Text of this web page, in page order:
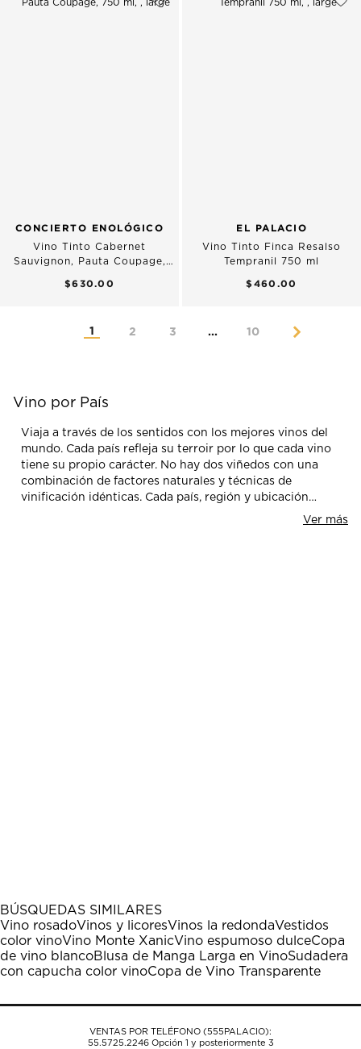
CONCIERTO ENOLÓGICO
Vino Tinto Cabernet
Sauvignon, Pauta Coupage,
$630.00
EL PALACIO
Vino Tinto Finca Resalso
Tempranil 750 ml
$460.00
1 2 3 ... 10
Vino por País
Viaja a través de los sentidos con los mejores vinos del
mundo. Cada país refleja su terroir por lo que cada vino
tiene su propio carácter. No hay dos viñedos con una
combinación de factores naturales y técnicas de
vinificación idénticas. Cada país, región y ubicación
geográfica es inigualable. El terroir le da personalidad,
Ver más
BÚSQUEDAS SIMILARES
Vino rosadoVinos y licoresVinos la redondaVestidos
color vinoVino Monte XanicVino espumoso dulceCopa
de vino blancoBlusa de Manga Larga en VinoSudadera
con capucha color vinoCopa de Vino Transparente
VENTAS POR TELÉFONO (555PALACIO):
55.5725.2246Opción 1 y posteriormente 3